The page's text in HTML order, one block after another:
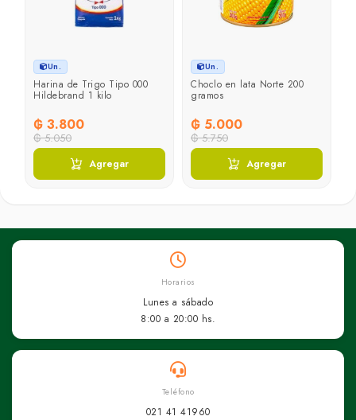
Un.
Harina de Trigo Tipo 000
Hildebrand 1 kilo
₲ 3.800
₲ 5.050
Agregar
Un.
Choclo en lata Norte 200
gramos
₲ 5.000
₲ 5.750
Agregar
Horarios
Lunes a sábado
8:00 a 20:00 hs.
Teléfono
021 41 41960